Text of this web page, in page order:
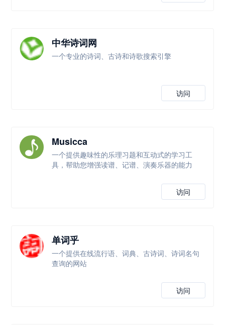
中华诗词网
一个专业的诗词、古诗和诗歌搜索引擎
访问
Musicca
一个提供趣味性的乐理习题和互动式的学习工
具，帮助您增强读谱、记谱、演奏乐器的能力
访问
单词乎
一个提供在线流行语、词典、古诗词、诗词名句
查询的网站
访问